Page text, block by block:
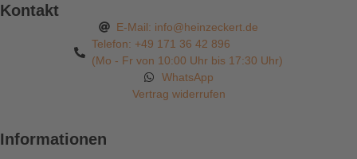
Kontakt
E-Mail: info@heinzeckert.de
Telefon: +49 171 36 42 896
(Mo - Fr von 10:00 Uhr bis 17:30 Uhr)
WhatsApp
Vertrag widerrufen
Informationen